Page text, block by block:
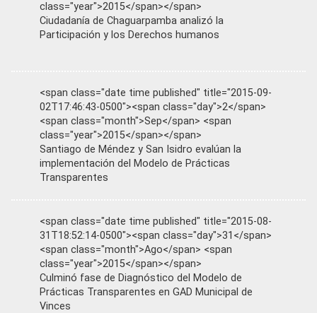
class="year">2015</span></span>
Ciudadanía de Chaguarpamba analizó la
Participación y los Derechos humanos
<span class="date time published" title="2015-09-
02T17:46:43-0500"><span class="day">2</span>
<span class="month">Sep</span> <span
class="year">2015</span></span>
Santiago de Méndez y San Isidro evalúan la
implementación del Modelo de Prácticas
Transparentes
<span class="date time published" title="2015-08-
31T18:52:14-0500"><span class="day">31</span>
<span class="month">Ago</span> <span
class="year">2015</span></span>
Culminó fase de Diagnóstico del Modelo de
Prácticas Transparentes en GAD Municipal de
Vinces